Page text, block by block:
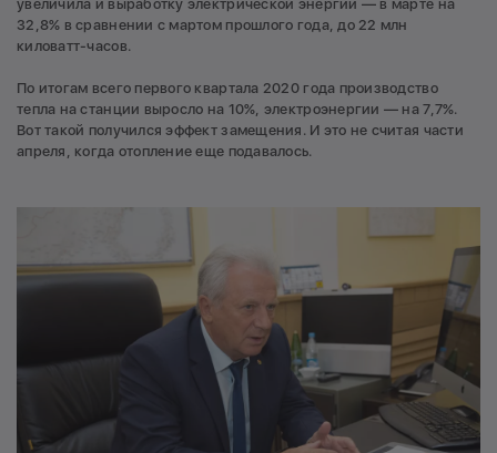
увеличила и выработку электрической энергии — в марте на
32,8% в сравнении с мартом прошлого года, до 22 млн
киловатт-часов.
По итогам всего первого квартала 2020 года производство
тепла на станции выросло на 10%, электроэнергии — на 7,7%.
Вот такой получился эффект замещения. И это не считая части
апреля, когда отопление еще подавалось.